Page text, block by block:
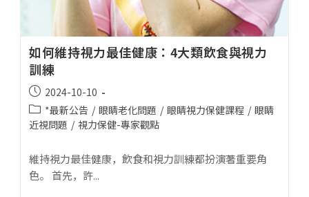
如何維持視力最佳健康：4大類飲食與視力
訓練
2024-10-10
*最新公告 / 眼睛老化問題 / 眼睛視力保健課程 / 眼睛
近視問題 / 視力保健-專家觀點
維持視力最佳健康，飲食和視力訓練都扮演著重要角
色。 首先，許...